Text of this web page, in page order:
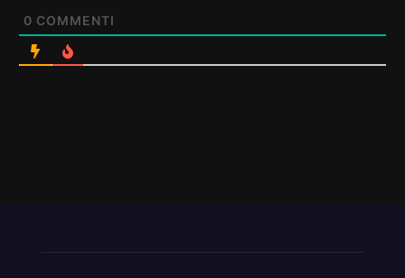
0 COMMENTI